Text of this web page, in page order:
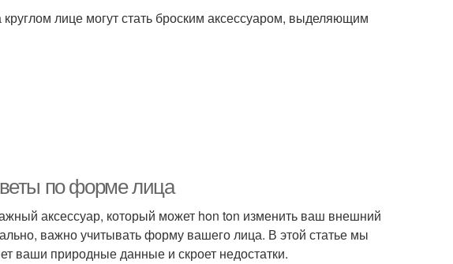
лице могут стать броским аксессуаром, выделяющим
по форме лица
аксессуар, который может hon ton изменить ваш внешний
важно учитывать форму вашего лица. В этой статье мы
ваши природные данные и скроет недостатки.